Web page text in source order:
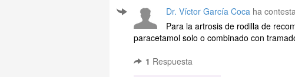
Dr. Víctor García Coca ha
Para la artrosis de rodilla de
paracetamol solo o combinado con
1 Respuesta